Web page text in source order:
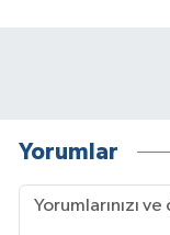
Yorumlar